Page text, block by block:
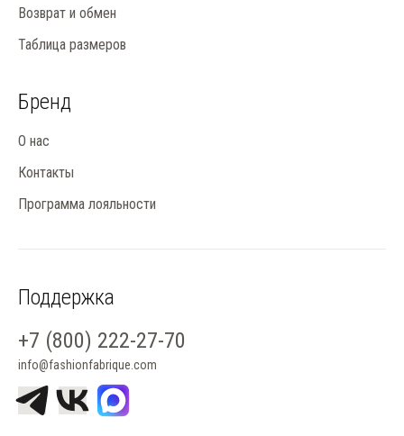
Возврат и обмен
Таблица размеров
Бренд
О нас
Контакты
Программа лояльности
Поддержка
+7 (800) 222-27-70
info@fashionfabrique.com